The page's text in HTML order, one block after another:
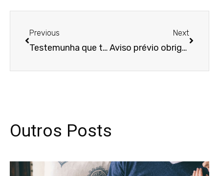
Previous
Testemunha que também move ação por assédio sexual deve ser ouvida em processo de colega
Next
Aviso prévio obrigatório sobre corte de energia tem de seguir forma prevista pela Aneel
Outros Posts